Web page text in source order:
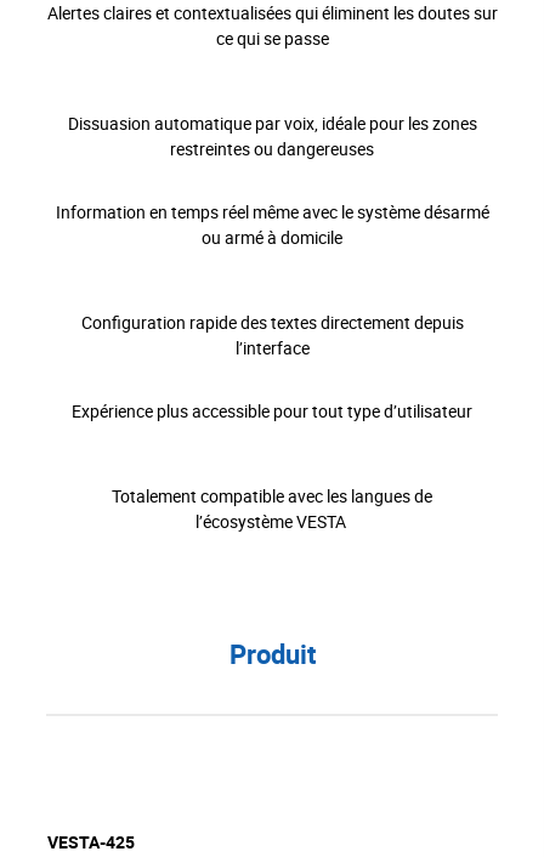
Alertes claires et contextualisées qui éliminent les doutes sur
ce qui se passe
Dissuasion automatique par voix, idéale pour les zones
restreintes ou dangereuses
Information en temps réel même avec le système désarmé
ou armé à domicile
Configuration rapide des textes directement depuis
l’interface
Expérience plus accessible pour tout type d’utilisateur
Totalement compatible avec les langues de
l’écosystème VESTA
Produit
VESTA-425